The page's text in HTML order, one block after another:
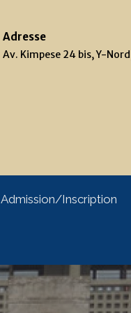
Adresse
Av. Kimpese 24 bis, Y-
Admission/Inscription